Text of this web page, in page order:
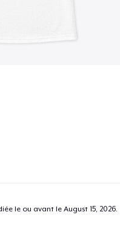
le ou avant le August 15, 2026.